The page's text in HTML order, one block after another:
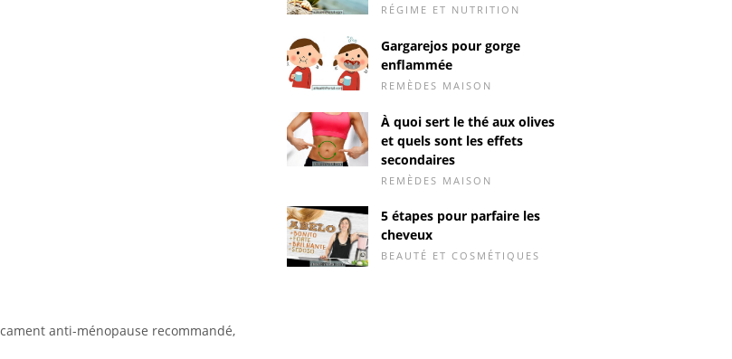
anti-ménopause recommandé,
RÉGIME ET NUTRITION
Gargarejos pour gorge
enflammée
REMÈDES MAISON
À quoi sert le thé aux olives
et quels sont les effets
secondaires
REMÈDES MAISON
5 étapes pour parfaire les
cheveux
BEAUTÉ ET COSMÉTIQUES